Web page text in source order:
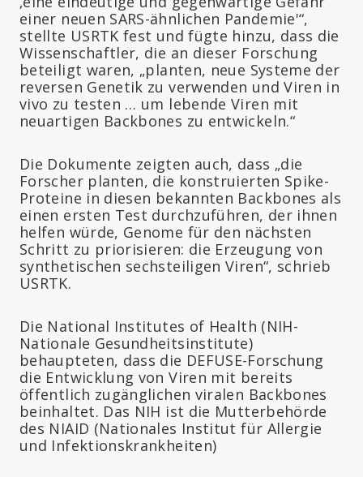
einer neuen SARS-ähnlichen Pandemie'“,
stellte USRTK fest und fügte hinzu, dass die
Wissenschaftler, die an dieser Forschung
beteiligt waren, „planten, neue Systeme der
reversen Genetik zu verwenden und Viren in
vivo zu testen … um lebende Viren mit
neuartigen Backbones zu entwickeln.“
Die Dokumente zeigten auch, dass „die
Forscher planten, die konstruierten Spike-
Proteine in diesen bekannten Backbones als
einen ersten Test durchzuführen, der ihnen
helfen würde, Genome für den nächsten
Schritt zu priorisieren: die Erzeugung von
synthetischen sechsteiligen Viren“, schrieb
USRTK.
Die National Institutes of Health (NIH-
Nationale Gesundheitsinstitute)
behaupteten, dass die DEFUSE-Forschung
die Entwicklung von Viren mit bereits
öffentlich zugänglichen viralen Backbones
beinhaltet. Das NIH ist die Mutterbehörde
des NIAID (Nationales Institut für Allergie
und Infektionskrankheiten)